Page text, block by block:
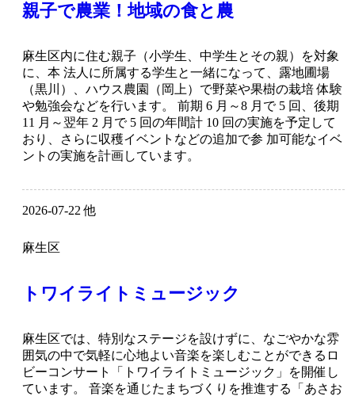
親子で農業！地域の食と農
麻生区内に住む親子（小学生、中学生とその親）を対象
に、本 法人に所属する学生と一緒になって、露地圃場
（黒川）、ハウス農園（岡上）で野菜や果樹の栽培 体験
や勉強会などを行います。 前期 6 月～8 月で 5 回、後期
11 月～翌年 2 月で 5 回の年間計 10 回の実施を予定して
おり、さらに収穫イベントなどの追加で参 加可能なイベ
ントの実施を計画しています。
2026-07-22 他
麻生区
トワイライトミュージック
麻生区では、特別なステージを設けずに、なごやかな雰
囲気の中で気軽に心地よい音楽を楽しむことができるロ
ビーコンサート「トワイライトミュージック」を開催し
ています。 音楽を通じたまちづくりを推進する「あさお